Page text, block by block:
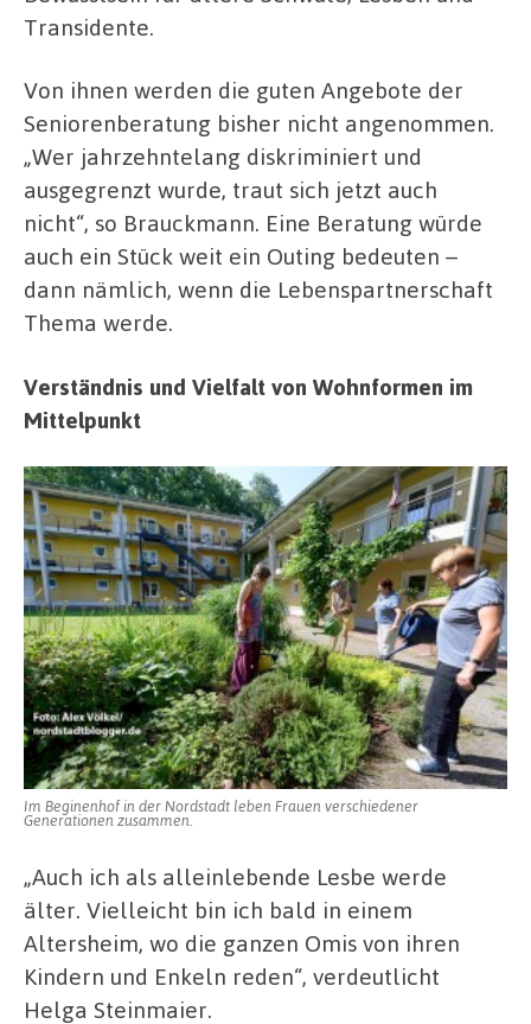
Transidente.
Von ihnen werden die guten Angebote der
Seniorenberatung bisher nicht angenommen.
„Wer jahrzehntelang diskriminiert und
ausgegrenzt wurde, traut sich jetzt auch
nicht“, so Brauckmann. Eine Beratung würde
auch ein Stück weit ein Outing bedeuten –
dann nämlich, wenn die Lebenspartnerschaft
Thema werde.
Verständnis und Vielfalt von Wohnformen im
Mittelpunkt
Im Beginenhof in der Nordstadt leben Frauen verschiedener
Generationen zusammen.
„Auch ich als alleinlebende Lesbe werde
älter. Vielleicht bin ich bald in einem
Altersheim, wo die ganzen Omis von ihren
Kindern und Enkeln reden“, verdeutlicht
Helga Steinmaier.